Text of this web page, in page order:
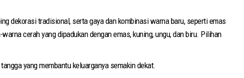
dekorasi tradisional, serta gaya dan kombinasi warna baru, seperti emas
cerah yang dipadukan dengan emas, kuning, ungu, dan biru. Pilihan
yang membantu keluarganya semakin dekat.